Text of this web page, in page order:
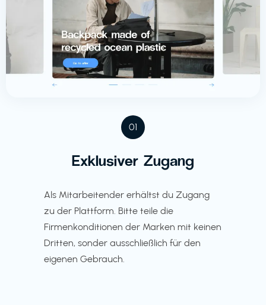
01
Exklusiver Zugang
Als Mitarbeitender erhältst du Zugang
zu der Plattform. Bitte teile die
Firmenkonditionen der Marken mit keinen
Dritten, sonder ausschließlich für den
eigenen Gebrauch.